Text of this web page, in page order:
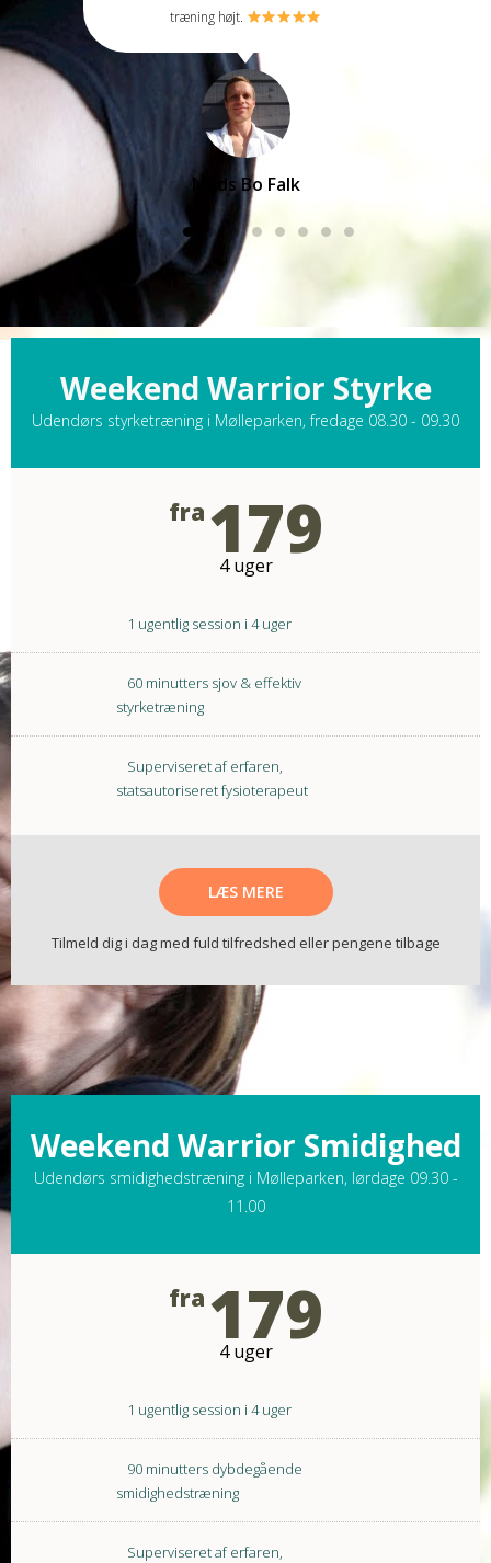
træning højt.
Mads Bo Falk
Weekend Warrior Styrke
Udendørs styrketræning i Mølleparken, fredage 08.30 - 09.30
fra 179
4 uger
1 ugentlig session i 4 uger
60 minutters sjov & effektiv
styrketræning
Superviseret af erfaren,
statsautoriseret fysioterapeut
LÆS MERE
Tilmeld dig i dag med fuld tilfredshed eller pengene tilbage
Weekend Warrior Smidighed
Udendørs smidighedstræning i Mølleparken, lørdage 09.30 -
11.00
fra 179
4 uger
1 ugentlig session i 4 uger
90 minutters dybdegående
smidighedstræning
Superviseret af erfaren,